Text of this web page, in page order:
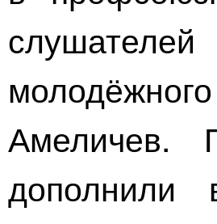
Амеличев.
дополнили